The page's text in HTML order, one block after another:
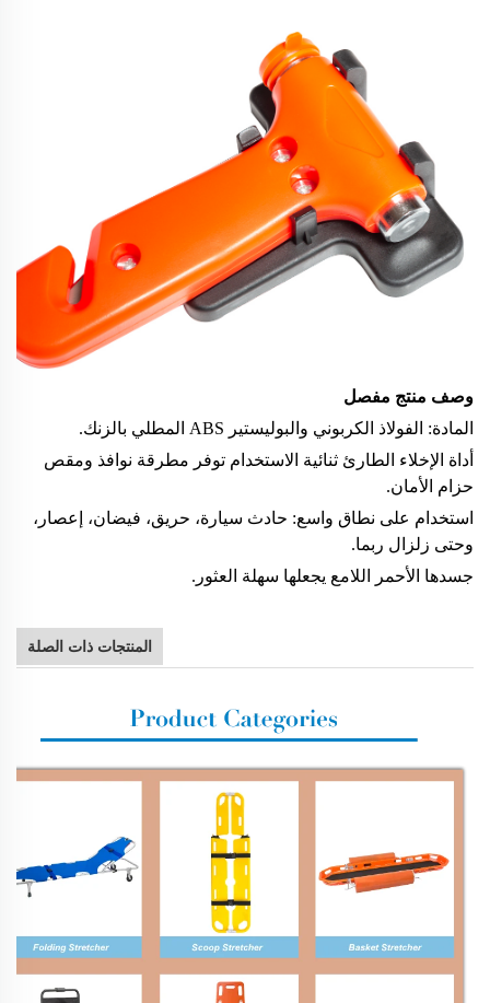
وصف منتج مفصل
المادة: الفولاذ الكربوني والبوليستير ABS المطلي بالزنك.
أداة الإخلاء الطارئ ثنائية الاستخدام توفر مطرقة نوافذ ومقص
حزام الأمان.
استخدام على نطاق واسع: حادث سيارة، حريق، فيضان، إعصار،
وحتى زلزال ربما.
جسدها الأحمر اللامع يجعلها سهلة العثور.
المنتجات ذات الصلة